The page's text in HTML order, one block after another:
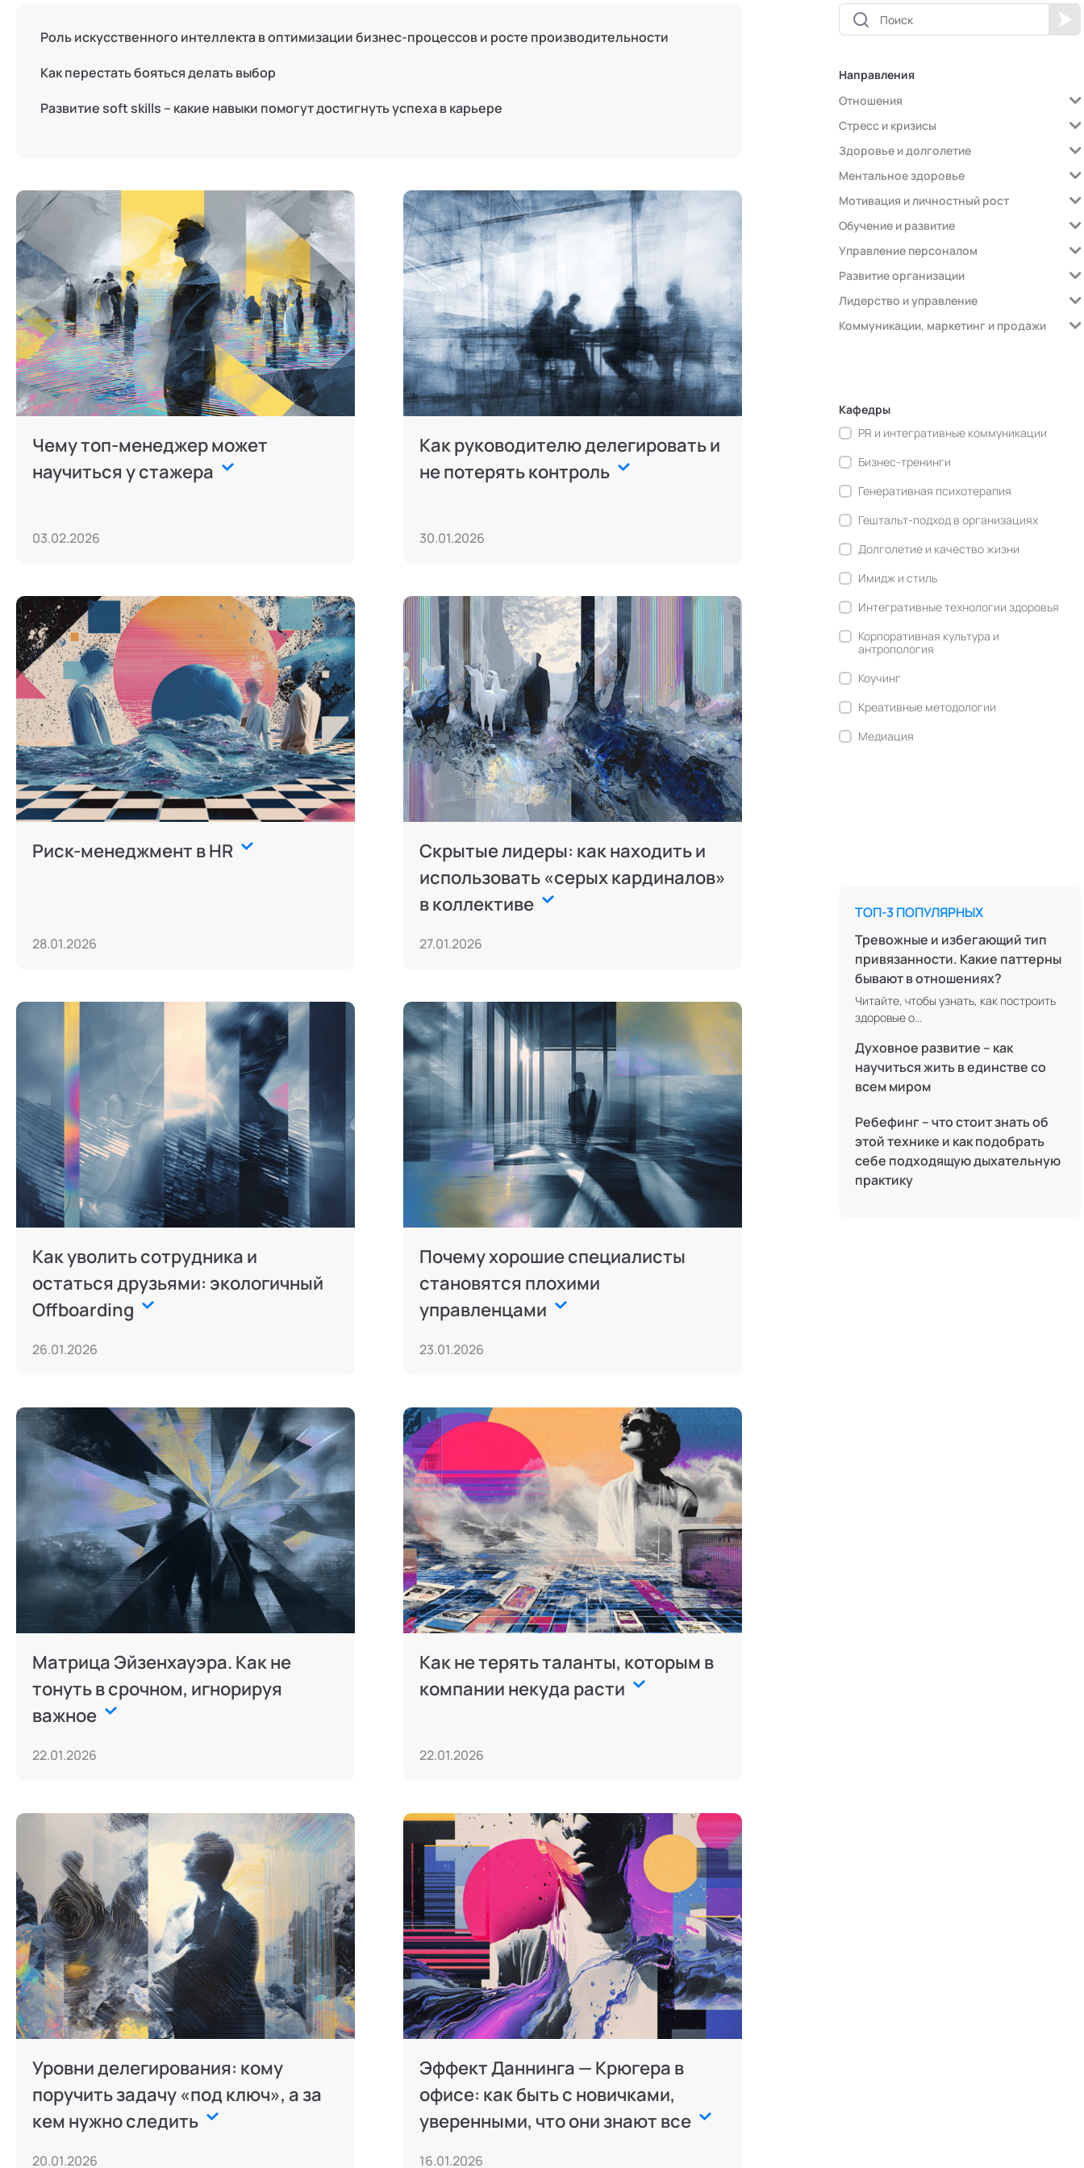
Роль искусственного интеллекта в оптимизации бизнес-процессов и росте производительности
Как перестать бояться делать выбор
Развитие soft skills – какие навыки помогут достигнуть успеха в карьере
Направления
Отношения
Стресс и кризисы
Здоровье и долголетие
Ментальное здоровье
Мотивация и личностный рост
Обучение и развитие
Управление персоналом
Развитие организации
Лидерство и управление
Коммуникации, маркетинг и продажи
Кафедры
PR и интегративные коммуникации
Бизнес-тренинги
Генеративная психотерапия
Гештальт-подход в организациях
Долголетие и качество жизни
Имидж и стиль
Интегративные технологии здоровья
Корпоративная культура и
антропология
Коучинг
Креативные методологии
Медиация
Психодрама
Сексология
Системные продажи
Современная йога
Сторителлинг
Телесные психотехники
Терапия искусствами
Технологии командного менеджмента
Трансперсональная психология
ТОП-3 ПОПУЛЯРНЫХ
Тревожные и избегающий тип
привязанности. Какие паттерны
бывают в отношениях?
Читайте, чтобы узнать, как построить
здоровые о...
Духовное развитие – как
научиться жить в единстве со
всем миром
Ребефинг – что стоит знать об
этой технике и как подобрать
себе подходящую дыхательную
практику
Чему топ-менеджер может
научиться у стажера
03.02.2026
Как руководителю делегировать и
не потерять контроль
30.01.2026
Риск-менеджмент в HR
28.01.2026
Скрытые лидеры: как находить и
использовать «серых кардиналов»
в коллективе
27.01.2026
Как уволить сотрудника и
остаться друзьями: экологичный
Offboarding
26.01.2026
Почему хорошие специалисты
становятся плохими
управленцами
23.01.2026
Матрица Эйзенхауэра. Как не
тонуть в срочном, игнорируя
важное
22.01.2026
Как не терять таланты, которым в
компании некуда расти
22.01.2026
Уровни делегирования: кому
поручить задачу «под ключ», а за
кем нужно следить
20.01.2026
Эффект Даннинга — Крюгера в
офисе: как быть с новичками,
уверенными, что они знают все
16.01.2026